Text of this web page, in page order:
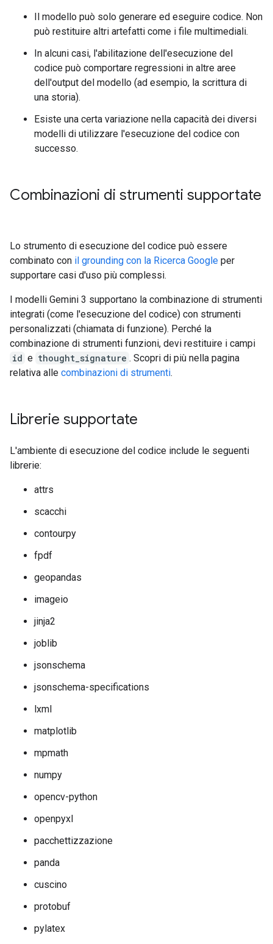
Il modello può solo generare ed eseguire codice. Non
può restituire altri artefatti come i file multimediali.
In alcuni casi, l'abilitazione dell'esecuzione del
codice può comportare regressioni in altre aree
dell'output del modello (ad esempio, la scrittura di
una storia).
Esiste una certa variazione nella capacità dei diversi
modelli di utilizzare l'esecuzione del codice con
successo.
Combinazioni di strumenti supportate
Lo strumento di esecuzione del codice può essere
combinato con il grounding con la Ricerca Google per
supportare casi d'uso più complessi.
I modelli Gemini 3 supportano la combinazione di strumenti
integrati (come l'esecuzione del codice) con strumenti
personalizzati (chiamata di funzione). Perché la
combinazione di strumenti funzioni, devi restituire i campi
id e thought_signature . Scopri di più nella pagina
relativa alle combinazioni di strumenti.
Librerie supportate
L'ambiente di esecuzione del codice include le seguenti
librerie:
attrs
scacchi
contourpy
fpdf
geopandas
imageio
jinja2
joblib
jsonschema
jsonschema-specifications
lxml
matplotlib
mpmath
numpy
opencv-python
openpyxl
pacchettizzazione
panda
cuscino
protobuf
pylatex